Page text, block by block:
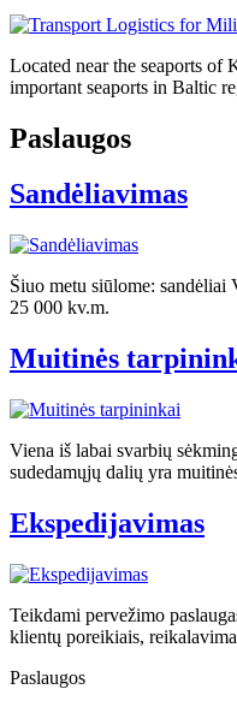
Located near the seaports of
important seaports in Baltic
Paslaugos
Sandėliavimas
Šiuo metu siūlome:
25 000 kv.m.
Muitinės
Viena iš labai svarbių
sudedamųjų dalių yra
Ekspedijavimas
Teikdami pervežimo
klientų poreikiais,
Paslaugos